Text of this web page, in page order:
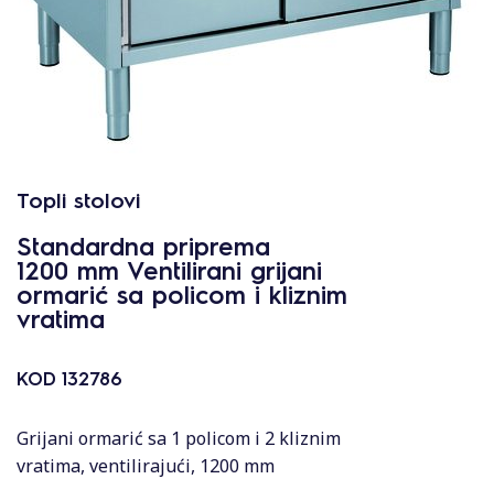
Topli stolovi
Standardna priprema
1200 mm Ventilirani grijani
ormarić sa policom i kliznim
vratima
KOD 132786
Grijani ormarić sa 1 policom i 2 kliznim
vratima, ventilirajući, 1200 mm